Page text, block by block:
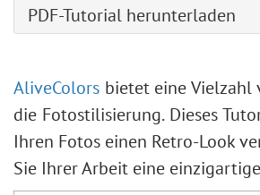
Neuronale Filter (AI)
Installation unter Windows
PDF-Tutorial herunterladen
AliveColors bietet eine
die Fotostilisierung. Dieses
Ihren Fotos einen Retro-Look
Sie Ihrer Arbeit eine